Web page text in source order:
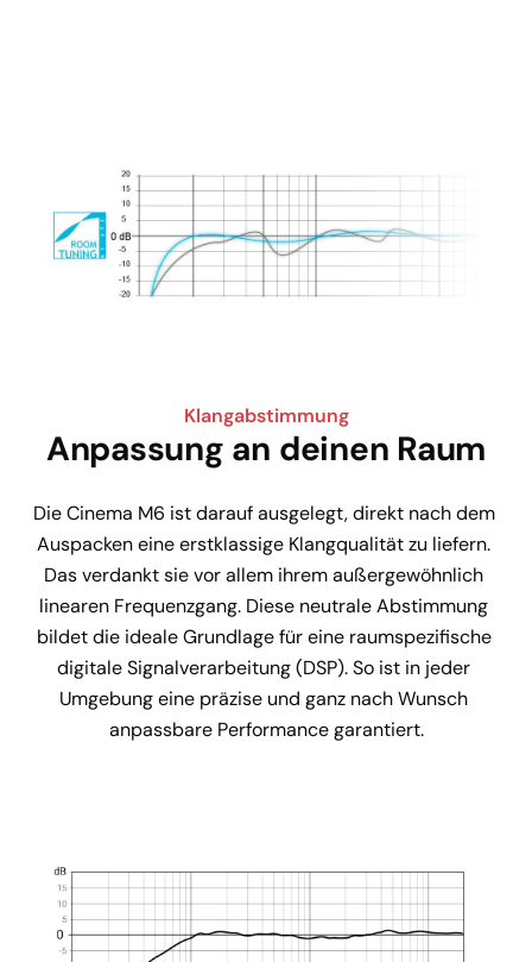
Klangabstimmung
Anpassung an deinen Raum
Die Cinema M6 ist darauf ausgelegt, direkt nach dem
Auspacken eine erstklassige Klangqualität zu liefern.
Das verdankt sie vor allem ihrem außergewöhnlich
linearen Frequenzgang. Diese neutrale Abstimmung
bildet die ideale Grundlage für eine raumspezifische
digitale Signalverarbeitung (DSP). So ist in jeder
Umgebung eine präzise und ganz nach Wunsch
anpassbare Performance garantiert.